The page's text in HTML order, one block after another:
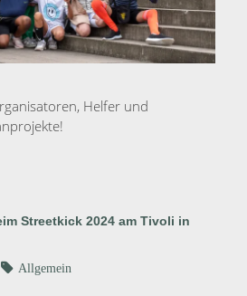
Helfer und
Streetkick 2024 am Tivoli in
Allgemein